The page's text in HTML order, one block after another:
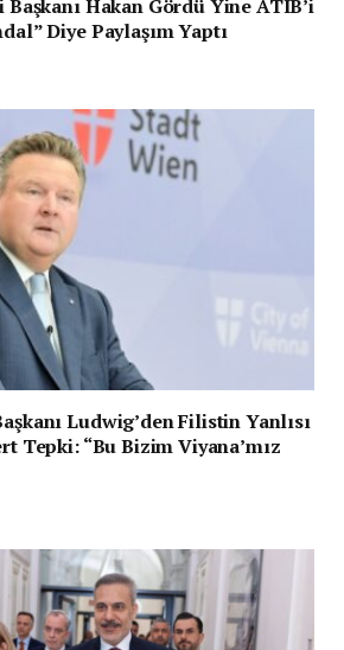
Hakan Gördü Yine ATIB’i
Diye Paylaşım Yaptı
Ludwig’den Filistin Yanlısı
Tepki: “Bu Bizim Viyana’mız